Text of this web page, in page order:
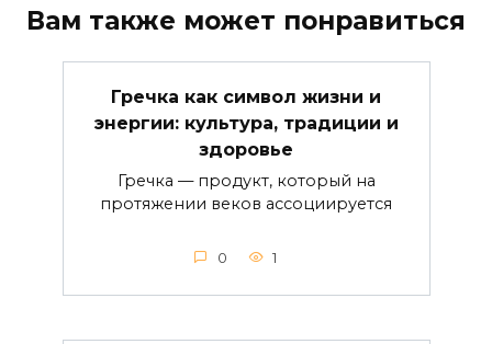
Вам также может понравиться
Гречка как символ жизни и
энергии: культура, традиции и
здоровье
Гречка — продукт, который на
протяжении веков ассоциируется
0 1